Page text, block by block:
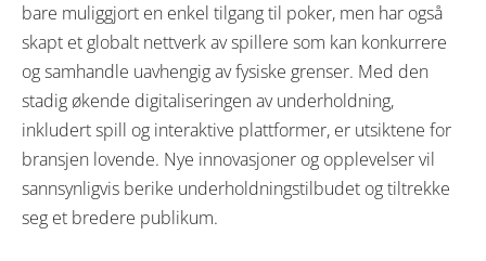
bare muliggjort en enkel tilgang til poker, men har også
skapt et globalt nettverk av spillere som kan konkurrere
og samhandle uavhengig av fysiske grenser. Med den
stadig økende digitaliseringen av underholdning,
inkludert spill og interaktive plattformer, er utsiktene for
bransjen lovende. Nye innovasjoner og opplevelser vil
sannsynligvis berike underholdningstilbudet og tiltrekke
seg et bredere publikum.